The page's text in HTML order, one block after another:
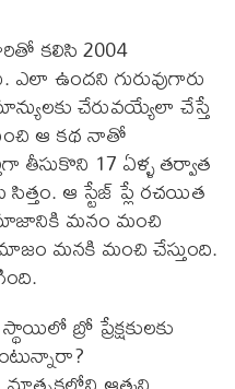
కలిసి 2004
ఉందని గురువుగారు
చేరువయ్యేలా చేస్తే
ఆ కథ నాతో
తీసుకొని 17 ఏళ్ళ తర్వాత
ఆ స్టేజ్ ప్లే రచయిత
మనం మంచి
మనకి మంచి చేస్తుంది.
బ్రో ప్రేక్షకులకు